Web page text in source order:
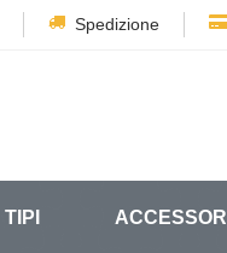
Spedizione
TIPI ACCESSORI